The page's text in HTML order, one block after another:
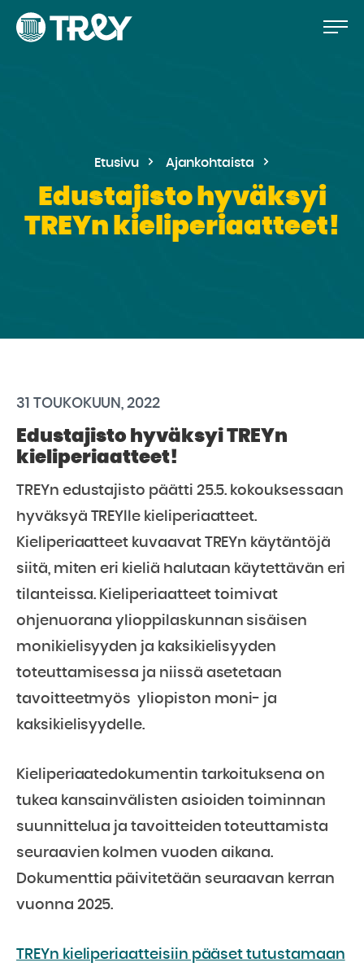
Hyppää
sisältöön
Siirry
TREY
-etusivulle
Etusivu Ajankohtaista
Edustajisto hyväksyi
TREYn kieliperiaatteet!
31 TOUKOKUUN, 2022
Edustajisto hyväksyi TREYn
kieliperiaatteet!
TREYn edustajisto päätti 25.5. kokouksessaan
hyväksyä TREYlle kieliperiaatteet.
Kieliperiaatteet kuvaavat TREYn käytäntöjä
siitä, miten eri kieliä halutaan käytettävän eri
tilanteissa. Kieliperiaatteet toimivat
ohjenuorana ylioppilaskunnan sisäisen
monikielisyyden ja kaksikielisyyden
toteuttamisessa ja niissä asetetaan
tavoitteetmyös yliopiston moni- ja
kaksikielisyydelle.
Kieliperiaatedokumentin tarkoituksena on
tukea kansainvälisten asioiden toiminnan
suunnittelua ja tavoitteiden toteuttamista
seuraavien kolmen vuoden aikana.
Dokumenttia päivitetään seuraavan kerran
vuonna 2025.
TREYn kieliperiaatteisiin pääset tutustamaan